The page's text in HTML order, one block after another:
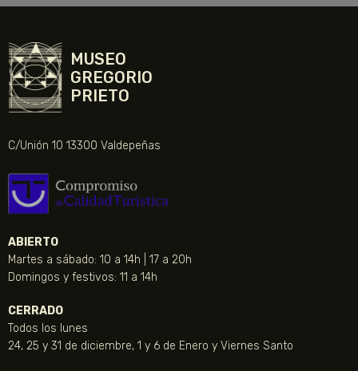
MUSEO
GREGORIO
PRIETO
C/Unión 10 13300 Valdepeñas
ABIERTO
Martes a sábado: 10 a 14h | 17 a 20h
Domingos y festivos: 11 a 14h
CERRADO
Todos los lunes
24, 25 y 31 de diciembre, 1 y 6 de Enero y Viernes Santo